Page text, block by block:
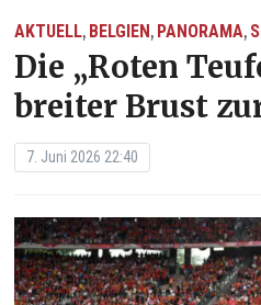
AKTUELL, BELGIEN, PANORAMA,
Die „Roten
breiter Brust
7. Juni 2026 22:40